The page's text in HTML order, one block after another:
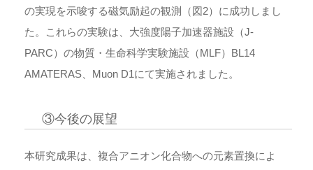
の実現を示唆する磁気励起の観測（図2）に成功しまし
た。これらの実験は、大強度陽子加速器施設（J-
PARC）の物質・生命科学実験施設（MLF）BL14
AMATERAS、Muon D1にて実施されました。
③今後の展望
本研究成果は、複合アニオン化合物への元素置換によ